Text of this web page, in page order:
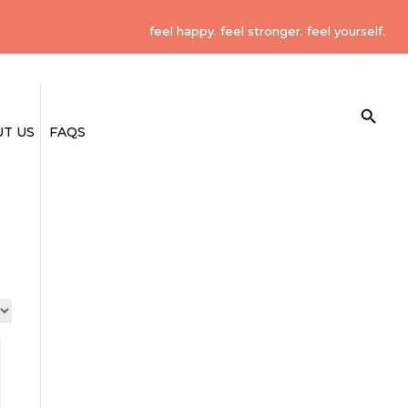
feel happy. feel stronger. feel yourself.
US FAQS
Search
for: